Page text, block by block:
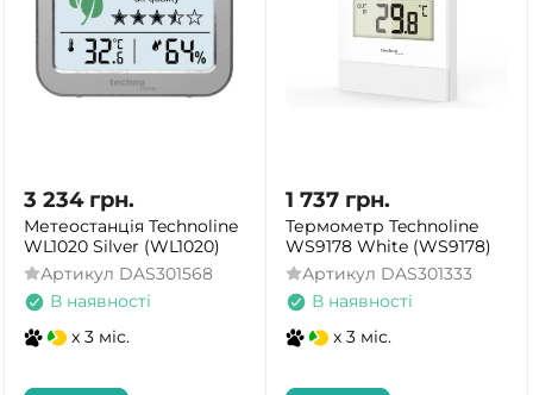
3 234 грн.
Метеостанція Technoline
WL1020 Silver (WL1020)
Артикул DAS301568
В наявності
x 3 міс.
1 737 грн.
Термометр Technoline
WS9178 White (WS9178)
Артикул DAS301333
В наявності
x 3 міс.